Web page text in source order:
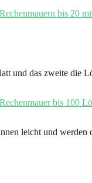
und das zweite die
leicht und